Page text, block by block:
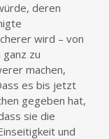
deren
wird – von
zu
machen,
es bis jetzt
gegeben hat,
sie die
und